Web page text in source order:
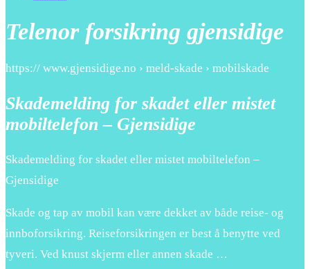
Telenor forsikring gjensidige
https:// www.gjensidige.no › meld-skade › mobilskade
Skademelding for skadet eller mistet
mobiltelefon – Gjensidige
Skademelding for skadet eller mistet mobiltelefon –
Gjensidige
Skade og tap av mobil kan være dekket av både reise- og
innboforsikring. Reiseforsikringen er best å benytte ved
tyveri. Ved knust skjerm eller annen skade …